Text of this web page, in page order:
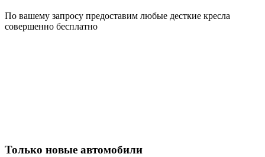
По вашему запросу предоставим любые десткие кресла
совершенно бесплатно
Только новые автомобили